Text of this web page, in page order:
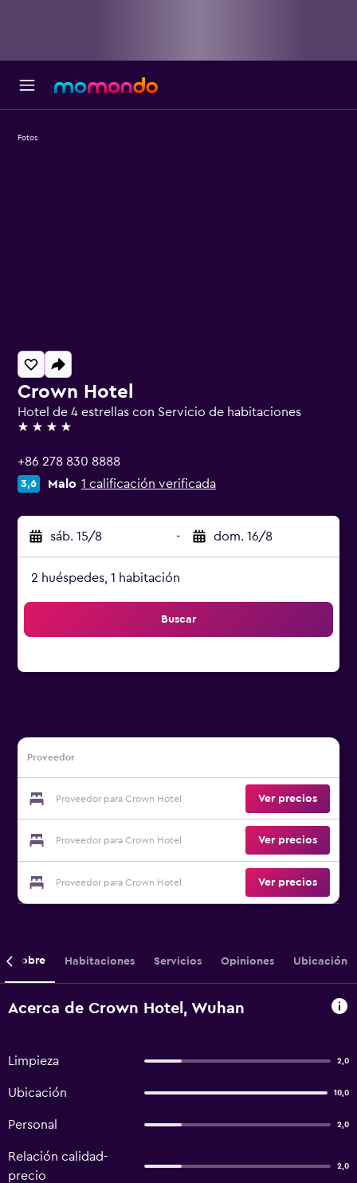
Crown Hotel
Hotel de 4 estrellas con Servicio de habitaciones
4 estrellas
+86 278 830 8888
3,6 Malo 1 calificación verificada
sáb. 15/8 - dom. 16/8
2 huéspedes, 1 habitación
Buscar
Proveedor
Proveedor para Crown Hotel Ver precios
Proveedor para Crown Hotel Ver precios
Proveedor para Crown Hotel Ver precios
Fotos
Sobre Habitaciones Servicios Opiniones Ubicación
Acerca de Crown Hotel, Wuhan
Limpieza 2,0
Ubicación 10,0
Personal 2,0
Relación calidad-
precio
2,0